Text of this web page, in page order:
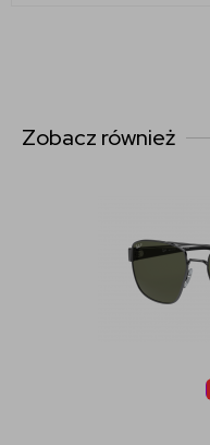
Zobacz również